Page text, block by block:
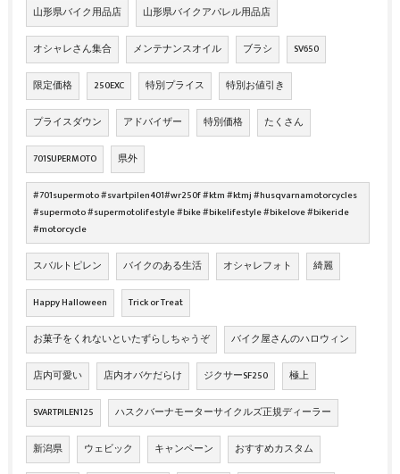
山形県バイク用品店 山形県バイクアパレル用品店
オシャレさん集合 メンテナンスオイル ブラシ SV650
限定価格 250EXC 特別プライス 特別お値引き
プライスダウン アドバイザー 特別価格 たくさん
701SUPERMOTO 県外
#701supermoto #svartpilen401#wr250f #ktm #ktmj #husqvarnamotorcycles
#supermoto #supermotolifestyle #bike #bikelifestyle #bikelove #bikeride
#motorcycle
スバルトピレン バイクのある生活 オシャレフォト 綺麗
Happy Halloween Trick or Treat
お菓子をくれないといたずらしちゃうぞ バイク屋さんのハロウィン
店内可愛い 店内オバケだらけ ジクサーSF250 極上
SVARTPILEN125 ハスクバーナモーターサイクルズ正規ディーラー
新潟県 ウェビック キャンペーン おすすめカスタム